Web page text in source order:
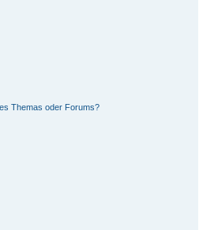
Themas oder Forums?